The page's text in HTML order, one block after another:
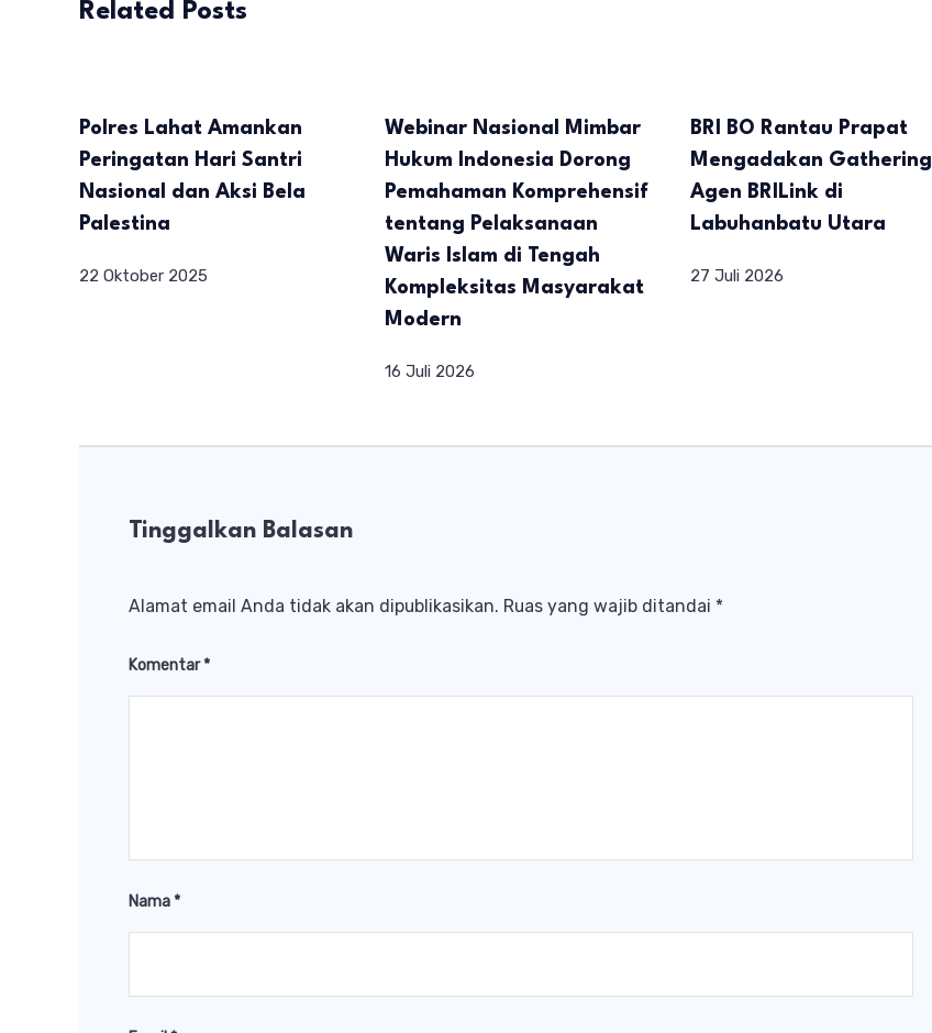
Related Posts
Polres Lahat Amankan
Peringatan Hari Santri
Nasional dan Aksi Bela
Palestina
22 Oktober 2025
Webinar Nasional Mimbar
Hukum Indonesia Dorong
Pemahaman Komprehensif
tentang Pelaksanaan
Waris Islam di Tengah
Kompleksitas Masyarakat
Modern
16 Juli 2026
BRI BO Rantau Prapat
Mengadakan Gathering
Agen BRILink di
Labuhanbatu Utara
27 Juli 2026
Tinggalkan Balasan
Alamat email Anda tidak akan dipublikasikan. Ruas yang wajib ditandai *
Komentar*
Nama*